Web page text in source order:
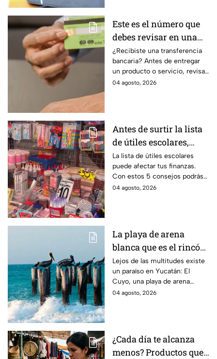
Este es el número que
debes revisar en una
transferencia bancaria
para evitar fraudes
¿Recibiste una transferencia
bancaria? Antes de entregar
un producto o servicio, revisa
este número clave para
04 agosto, 2026
Antes de surtir la lista
de útiles escolares,
sigue estos 5 consejos
que pueden ahorrar
miles de pesos
La lista de útiles escolares
puede afectar tus finanzas.
Con estos 5 consejos podrás
organizar tus compras, ahorrar
04 agosto, 2026
La playa de arena
blanca que es el rincón
escondido en la Costa
Esmeralda de Yucatán
y es ideal para las
vacaciones de verano
Lejos de las multitudes existe
un paraíso en Yucatán: El
Cuyo, una playa de arena
blanca en la Costa Esmeralda
04 agosto, 2026
¿Cada día te alcanza
menos? Productos que